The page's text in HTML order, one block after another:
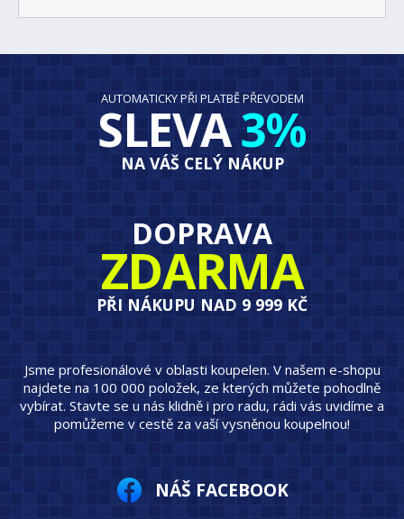
AUTOMATICKY PŘI PLATBĚ PŘEVODEM
SLEVA3%
NA VÁŠ CELÝ NÁKUP
DOPRAVA
ZDARMA
PŘI NÁKUPU NAD 9 999 KČ
Jsme profesionálové v oblasti koupelen. V našem e-shopu
najdete na 100 000 položek, ze kterých můžete pohodlně
vybírat. Stavte se u nás klidně i pro radu, rádi vás uvidíme a
pomůžeme v cestě za vaší vysněnou koupelnou!
NÁŠ FACEBOOK